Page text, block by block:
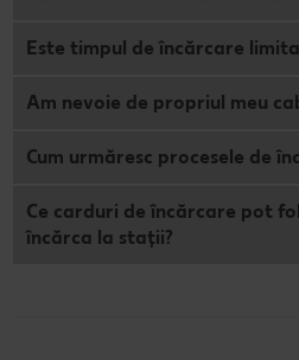
Dicționar de alimente
Vreau din România
Rețete by Kitchen Affair
Ce gătim azi?
Rețete cu carne
FoodFix NOU
Codul Grataragiului NOU
Când cere ceva dulce
Stare de bine
Timp liber
Este timpul de încărcare
Am nevoie de propriul meu
Cum urmăresc procesele de
Ce carduri de încărcare pot
încărca la stații?